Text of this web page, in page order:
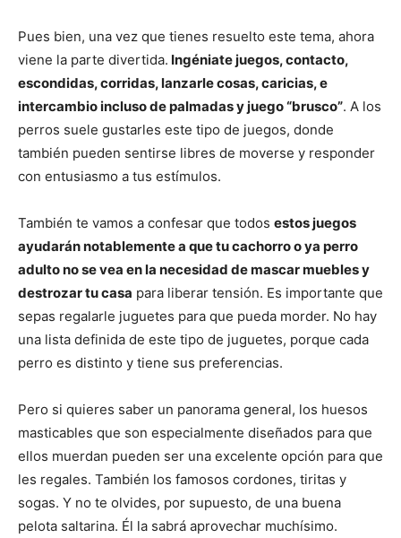
Pues bien, una vez que tienes resuelto este tema, ahora
viene la parte divertida. Ingéniate juegos, contacto,
escondidas, corridas, lanzarle cosas, caricias, e
intercambio incluso de palmadas y juego “brusco”. A los
perros suele gustarles este tipo de juegos, donde
también pueden sentirse libres de moverse y responder
con entusiasmo a tus estímulos.
También te vamos a confesar que todos estos juegos
ayudarán notablemente a que tu cachorro o ya perro
adulto no se vea en la necesidad de mascar muebles y
destrozar tu casa para liberar tensión. Es importante que
sepas regalarle juguetes para que pueda morder. No hay
una lista definida de este tipo de juguetes, porque cada
perro es distinto y tiene sus preferencias.
Pero si quieres saber un panorama general, los huesos
masticables que son especialmente diseñados para que
ellos muerdan pueden ser una excelente opción para que
les regales. También los famosos cordones, tiritas y
sogas. Y no te olvides, por supuesto, de una buena
pelota saltarina. Él la sabrá aprovechar muchísimo.